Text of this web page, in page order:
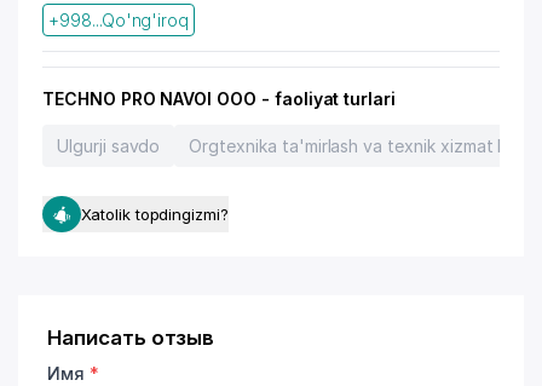
+998...Qo'ng'iroq
TECHNO PRO NAVOI OOO - faoliyat turlari
Ulgurji savdo Orgtexnika ta'mirlash va texnik xizmat
Xatolik topdingizmi?
Написать отзыв
Имя *